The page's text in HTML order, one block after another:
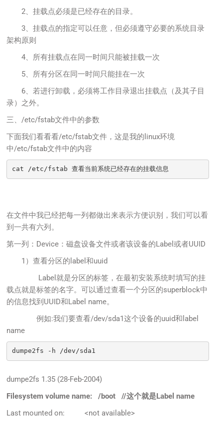
2、挂载点必须是已经存在的目录。
3、挂载点的指定可以任意，但必须遵守必要的系统目录
架构原则
4、所有挂载点在同一时间只能被挂载一次
5、所有分区在同一时间只能挂在一次
6、若进行卸载，必须将工作目录退出挂载点（及其子目
录）之外。
三、/etc/fstab文件中的参数
下面我们看看看/etc/fstab文件，这是我的linux环境
中/etc/fstab文件中的内容
cat /etc/fstab 查看当前系统已经存在的挂载信息
在文件中我已经把每一列都做出来表示方便识别，我们可以看
到一共有六列。
第一列：Device：磁盘设备文件或者该设备的Label或者UUID
1）查看分区的label和uuid
Label就是分区的标签，在最初安装系统时填写的挂
载点就是标签的名字。可以通过查看一个分区的superblock中
的信息找到UUID和Label name。
例如:我们要查看/dev/sda1这个设备的uuid和label
name
dumpe2fs -h /dev/sda1
dumpe2fs 1.35 (28-Feb-2004)
Filesystem volume name: /boot //这个就是Label name
Last mounted on: <not available>